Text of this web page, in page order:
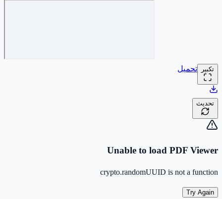
تكبير تحميل
تحديث
Unable to load PDF Viewer
crypto.randomUUID is not a function
Try Again